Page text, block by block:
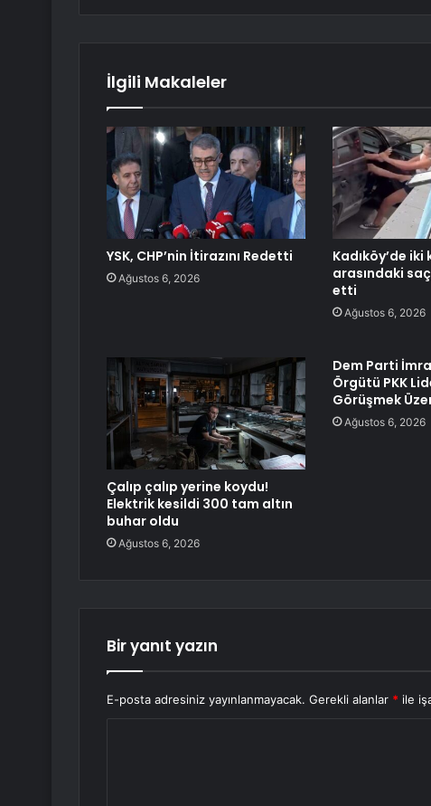
İlgili Makaleler
YSK, CHP’nin İtirazını Redetti
Ağustos 6, 2026
Kadıköy’de iki
arasındaki
etti
Ağustos 6, 2026
Çalıp çalıp yerine koydu!
Elektrik kesildi 300 tam altın
buhar oldu
Ağustos 6, 2026
Dem Parti
Örgütü PKK
Görüşmek
Ağustos 6, 2026
Bir yanıt yazın
E-posta adresiniz yayınlanmayacak. Gerekli alanlar * ile